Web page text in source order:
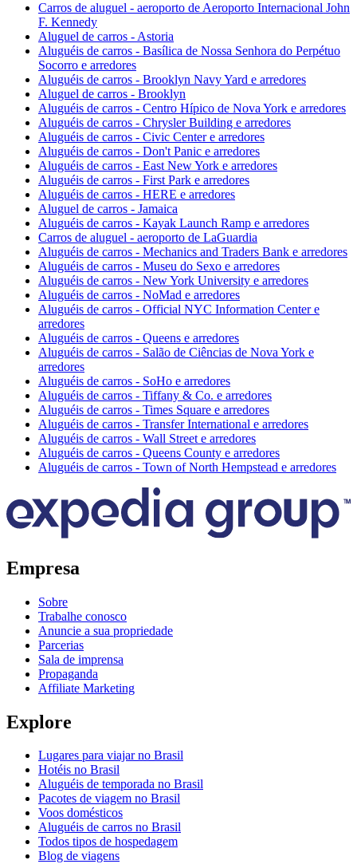
Carros de aluguel - aeroporto de Aeroporto Internacional John
F. Kennedy
Aluguel de carros - Astoria
Aluguéis de carros - Basílica de Nossa Senhora do Perpétuo
Socorro e arredores
Aluguéis de carros - Brooklyn Navy Yard e arredores
Aluguel de carros - Brooklyn
Aluguéis de carros - Centro Hípico de Nova York e arredores
Aluguéis de carros - Chrysler Building e arredores
Aluguéis de carros - Civic Center e arredores
Aluguéis de carros - Don't Panic e arredores
Aluguéis de carros - East New York e arredores
Aluguéis de carros - First Park e arredores
Aluguéis de carros - HERE e arredores
Aluguel de carros - Jamaica
Aluguéis de carros - Kayak Launch Ramp e arredores
Carros de aluguel - aeroporto de LaGuardia
Aluguéis de carros - Mechanics and Traders Bank e arredores
Aluguéis de carros - Museu do Sexo e arredores
Aluguéis de carros - New York University e arredores
Aluguéis de carros - NoMad e arredores
Aluguéis de carros - Official NYC Information Center e
arredores
Aluguéis de carros - Queens e arredores
Aluguéis de carros - Salão de Ciências de Nova York e
arredores
Aluguéis de carros - SoHo e arredores
Aluguéis de carros - Tiffany & Co. e arredores
Aluguéis de carros - Times Square e arredores
Aluguéis de carros - Transfer International e arredores
Aluguéis de carros - Wall Street e arredores
Aluguéis de carros - Queens County e arredores
Aluguéis de carros - Town of North Hempstead e arredores
Empresa
Sobre
Trabalhe conosco
Anuncie a sua propriedade
Parcerias
Sala de imprensa
Propaganda
Affiliate Marketing
Explore
Lugares para viajar no Brasil
Hotéis no Brasil
Aluguéis de temporada no Brasil
Pacotes de viagem no Brasil
Voos domésticos
Aluguéis de carros no Brasil
Todos tipos de hospedagem
Blog de viagens